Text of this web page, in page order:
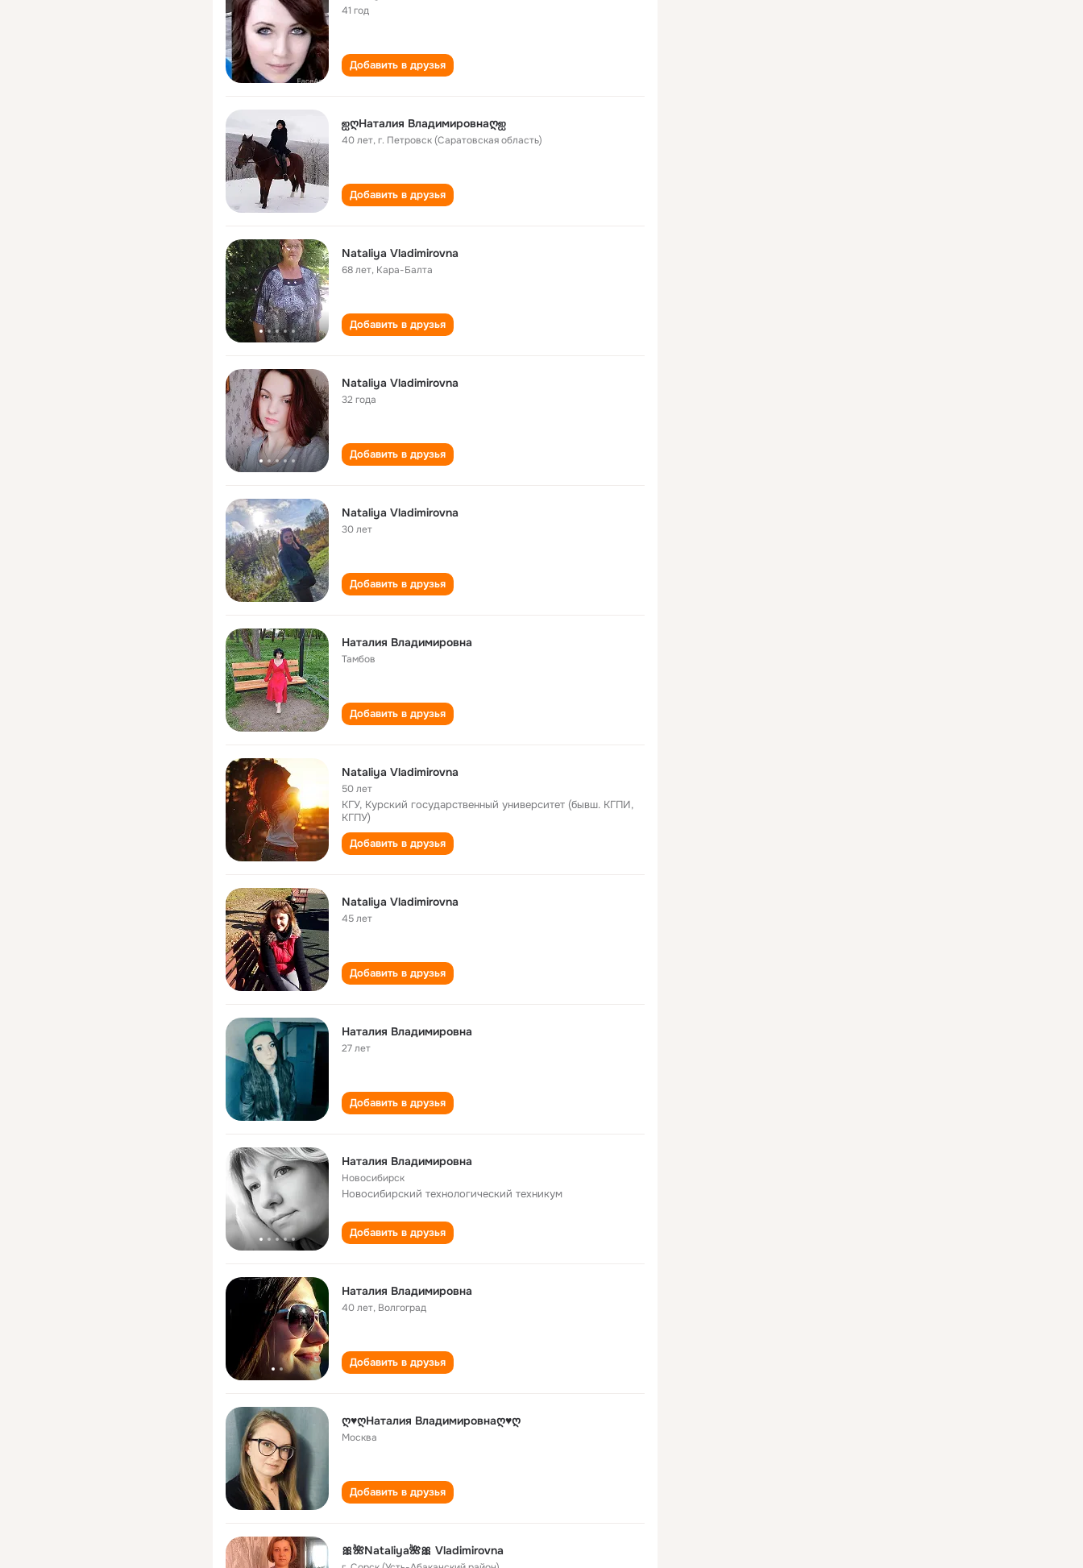
41 год
Добавить в друзья
ஐღНаталия Владимировнаღஐ
40 лет,г. Петровск (Саратовская область)
Добавить в друзья
Nataliya Vladimirovna
68 лет, Кара-Балта
Добавить в друзья
Nataliya Vladimirovna
32 года
Добавить в друзья
Nataliya Vladimirovna
30 лет
Добавить в друзья
Наталия Владимировна
Тамбов
Добавить в друзья
Nataliya Vladimirovna
50 лет
КГУ, Курский государственный университет (бывш. КГПИ,
КГПУ)
Добавить в друзья
Nataliya Vladimirovna
45 лет
Добавить в друзья
Наталия Владимировна
27 лет
Добавить в друзья
Наталия Владимировна
Новосибирск
Новосибирский технологический техникум
Добавить в друзья
Наталия Владимировна
40 лет, Волгоград
Добавить в друзья
ღ♥ღНаталия Владимировнаღ♥ღ
Москва
Добавить в друзья
🎀🌺Nataliya🌺🎀 Vladimirovna